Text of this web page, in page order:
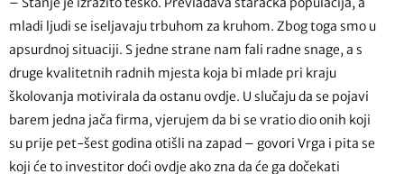
mladi ljudi se iseljavaju trbuhom za kruhom. Zbog toga smo u
apsurdnoj situaciji. S jedne strane nam fali radne snage, a s
druge kvalitetnih radnih mjesta koja bi mlade pri kraju
školovanja motivirala da ostanu ovdje. U slučaju da se pojavi
barem jedna jača firma, vjerujem da bi se vratio dio onih koji
su prije pet-šest godina otišli na zapad – govori Vrga i pita se
koji će to investitor doći ovdje ako zna da će ga dočekati